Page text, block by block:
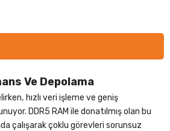
Ve Depolama
hızlı veri işleme ve geniş
DDR5 RAM ile donatılmış olan bu
çalışarak çoklu görevleri sorunsuz